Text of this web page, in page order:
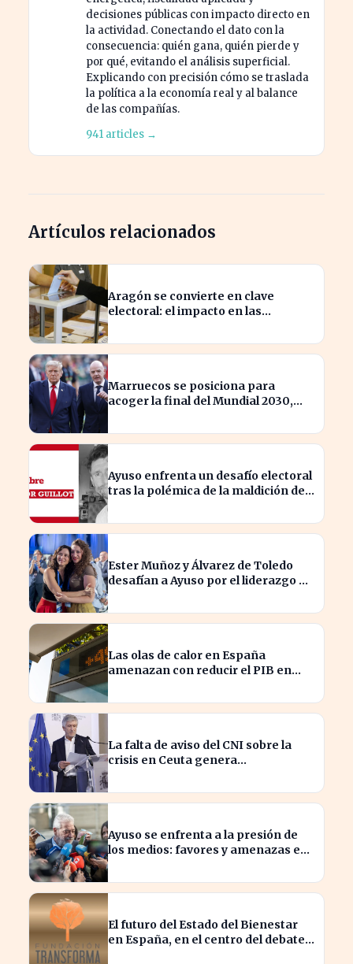
decisiones públicas con impacto directo en
la actividad. Conectando el dato con la
consecuencia: quién gana, quién pierde y
por qué, evitando el análisis superficial.
Explicando con precisión cómo se traslada
la política a la economía real y al balance
de las compañías.
941 articles →
Artículos relacionados
Aragón se convierte en clave
electoral: el impacto en las
Marruecos se posiciona para
acoger la final del Mundial 2030,
Ayuso enfrenta un desafío electoral
tras la polémica de la maldición de
Ester Muñoz y Álvarez de Toledo
desafían a Ayuso por el liderazgo de
Las olas de calor en España
amenazan con reducir el PIB en
La falta de aviso del CNI sobre la
crisis en Ceuta genera
Ayuso se enfrenta a la presión de
los medios: favores y amenazas en
El futuro del Estado del Bienestar
en España, en el centro del debate